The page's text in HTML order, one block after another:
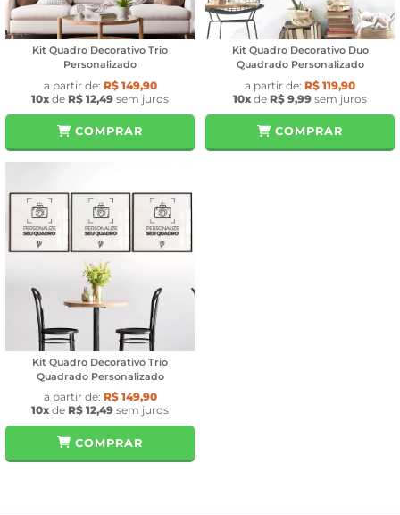
Kit Quadro Decorativo Trio
Personalizado
a partir de: R$ 149,90
10x de R$ 12,49 sem juros
COMPRAR
Kit Quadro Decorativo Duo
Quadrado Personalizado
a partir de: R$ 119,90
10x de R$ 9,99 sem juros
COMPRAR
Kit Quadro Decorativo Trio
Quadrado Personalizado
a partir de: R$ 149,90
10x de R$ 12,49 sem juros
COMPRAR